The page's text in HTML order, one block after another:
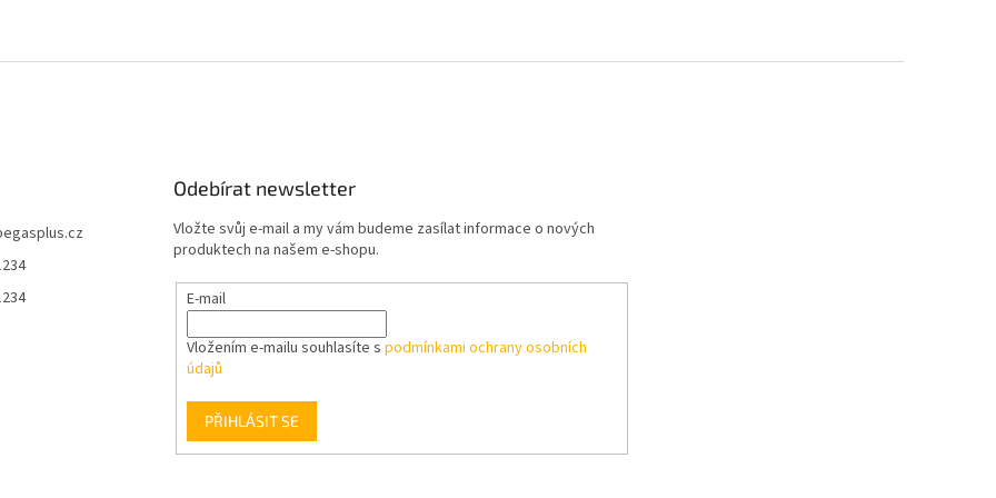
Odebírat newsletter
Vložte svůj e-mail a my vám budeme zasílat informace o nových
produktech na našem e-shopu.
E-mail
Vložením e-mailu souhlasíte s podmínkami ochrany osobních
údajů
PŘIHLÁSIT SE